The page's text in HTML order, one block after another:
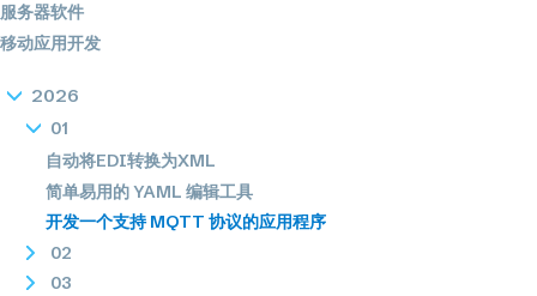
服务器软件
移动应用开发
2026
01
自动将EDI转换为XML
简单易用的 YAML 编辑工具
开发一个支持 MQTT 协议的应用程序
02
03